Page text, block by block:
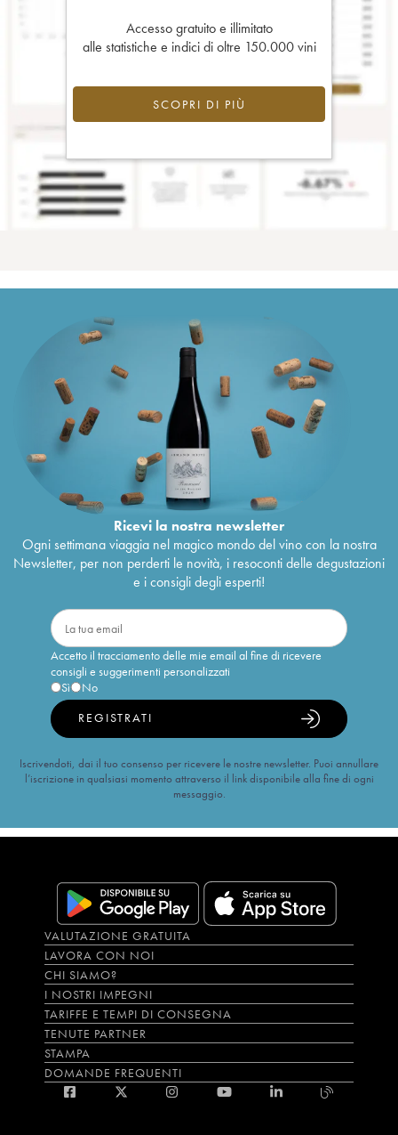
Accesso gratuito e illimitato
alle statistiche e indici di oltre 150.000 vini
SCOPRI DI PIÙ
Ricevi la nostra newsletter
Ogni settimana viaggia nel magico mondo del vino con la nostra
Newsletter, per non perderti le novità, i resoconti delle degustazioni
e i consigli degli esperti!
Accetto il tracciamento delle mie email al fine di ricevere
consigli e suggerimenti personalizzati
Sì
No
REGISTRATI
Iscrivendoti, dai il tuo consenso per ricevere le nostre newsletter. Puoi annullare
l’iscrizione in qualsiasi momento attraverso il link disponibile alla fine di ogni
messaggio.
VALUTAZIONE GRATUITA
LAVORA CON NOI
CHI SIAMO?
I NOSTRI IMPEGNI
TARIFFE E TEMPI DI CONSEGNA
TENUTE PARTNER
STAMPA
DOMANDE FREQUENTI